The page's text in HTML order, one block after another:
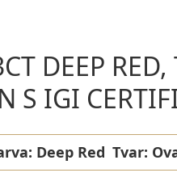
DEEP RED,
S IGI
Deep Red Tvar: